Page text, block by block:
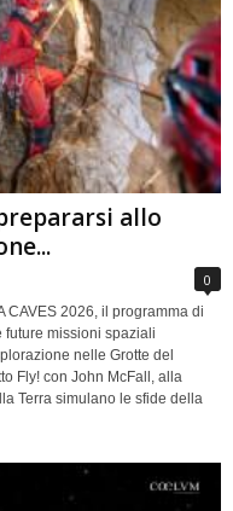
allo
0
2026, il programma di
missioni spaziali
nelle Grotte del
Fly! con John McFall, alla
Terra simulano le sfide della